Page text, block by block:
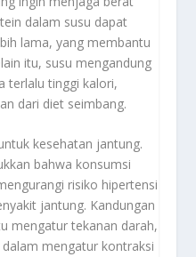
dalam susu dapat
lama, yang membantu
itu, susu mengandung
terlalu tinggi kalori,
dari diet seimbang.
kesehatan jantung.
bahwa konsumsi
risiko hipertensi
jantung. Kandungan
mengatur tekanan darah,
mengatur kontraksi